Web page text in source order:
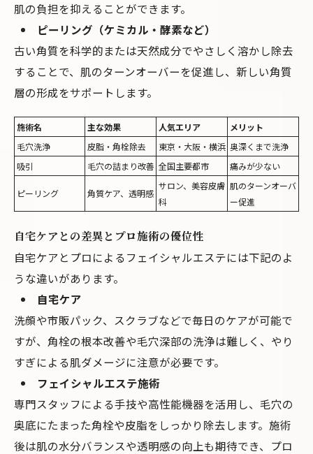
肌の負担を抑えることができます。
ピーリング（ケミカル・酵素など）
古い角質を科学的または天然成分でやさしく溶かし除去
することで、肌のターンオーバーを促進し、新しい角質
層の形成をサポートします。
施術名 主な効果 人気エリア
メリット
毛穴洗浄
皮脂・角栓除去 東京・大阪・横浜 奥深くまで洗浄
吸引
毛穴の詰まり改善 全国主要都市 痛みが少ない
ピーリング 角質ケア、透明感
サロン、美容皮膚
科
肌のターンオーバ
ー促進
自宅ケアとの差異とプロ施術の優位性
自宅ケアとプロによるフェイシャルエステには下記のよ
うな違いがあります。
自宅ケア
洗顔や市販パック、スクラブなどで毎日のケアが可能で
すが、角栓の根本改善や毛穴深部の洗浄は難しく、やり
すぎによる肌ダメージに注意が必要です。
フェイシャルエステ施術
専門スタッフによる手技や高性能機器を活用し、毛穴の
奥底にたまった角栓や皮脂をしっかり除去します。施術
後は肌の水分バランスや透明感の向上も期待でき、プロ